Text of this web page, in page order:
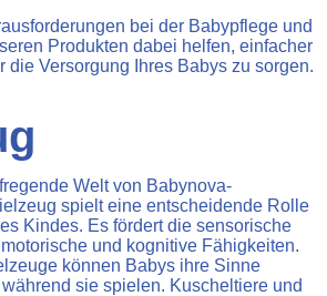
bei der Babypflege und
Produkten dabei helfen, einfacher
die Versorgung Ihres Babys zu sorgen.
Welt von Babynova-
spielt eine entscheidende Rolle
Kindes. Es fördert die sensorische
und kognitive Fähigkeiten.
können Babys ihre Sinne
sie spielen. Kuscheltiere und